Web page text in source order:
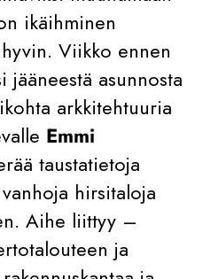
ikäihminen
Viikko ennen
jääneestä asunnosta
arkkitehtuuria
Emmi
taustatietoja
hirsitaloja
Aihe liittyy –
ja